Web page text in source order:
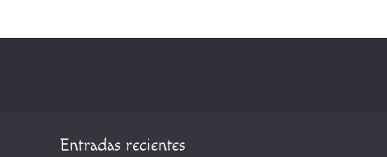
Entradas recientes